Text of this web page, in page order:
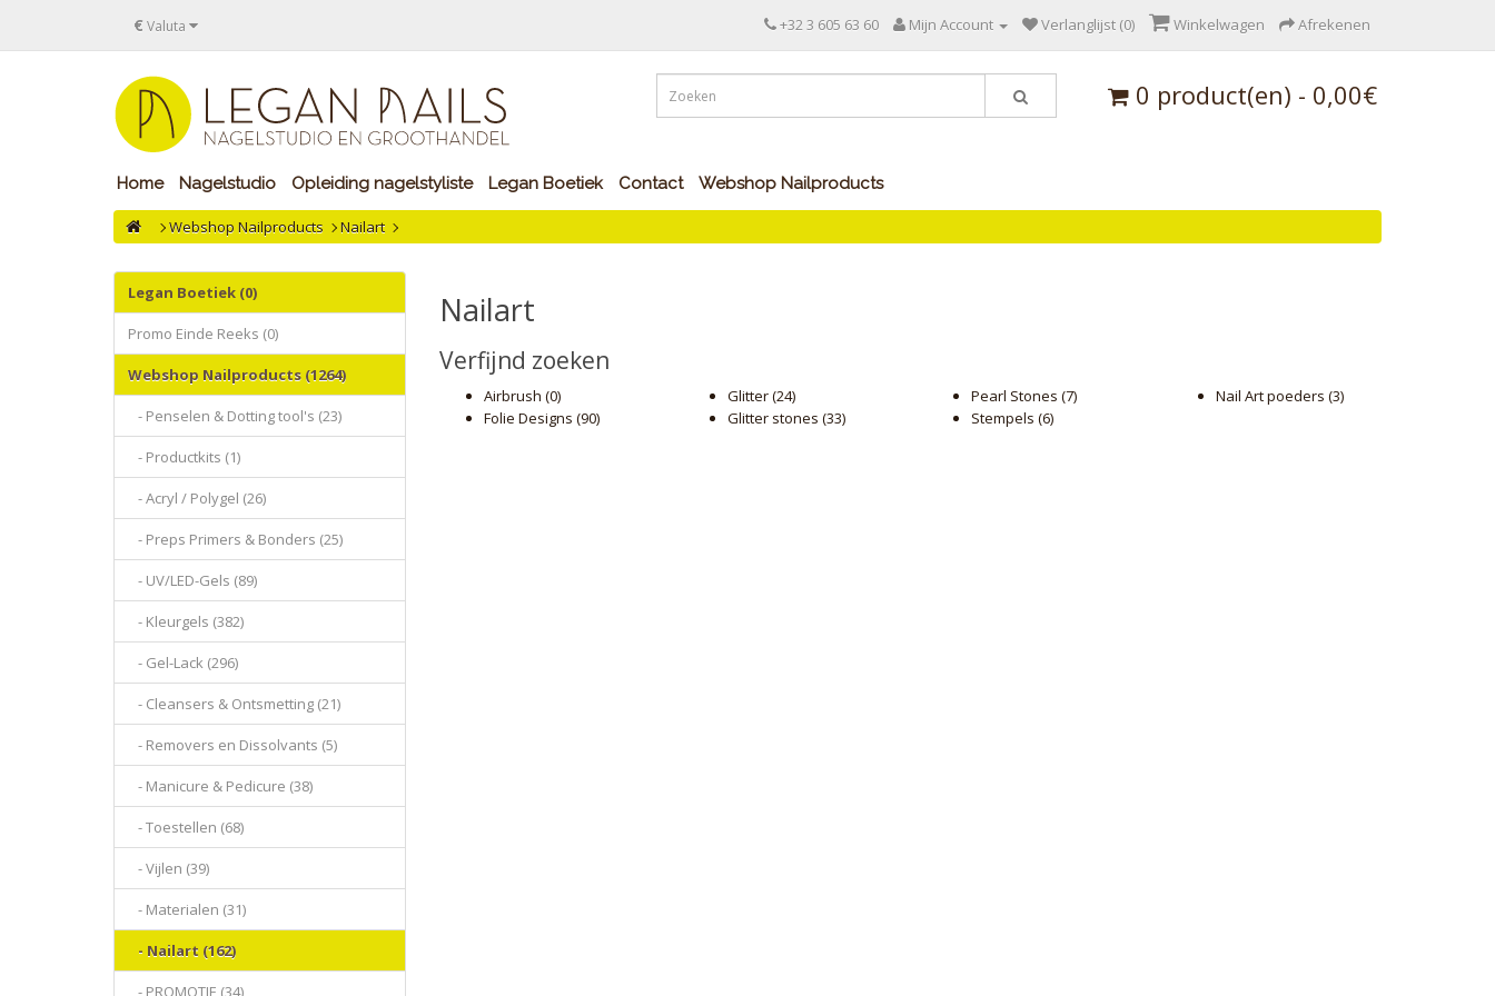
€ Valuta +32 3 605 63 60 Mijn Account Verlanglijst (0) Winkelwagen Afrekenen
0 product(en) - 0,00€
Home Nagelstudio Opleiding nagelstyliste Legan Boetiek Contact Webshop Nailproducts
Webshop Nailproducts Nailart
Legan Boetiek (0)
Promo Einde Reeks (0)
Webshop Nailproducts (1264)
- Penselen & Dotting tool's (23)
- Productkits (1)
- Acryl / Polygel (26)
- Preps Primers & Bonders (25)
- UV/LED-Gels (89)
- Kleurgels (382)
- Gel-Lack (296)
- Cleansers & Ontsmetting (21)
- Removers en Dissolvants (5)
- Manicure & Pedicure (38)
- Toestellen (68)
- Vijlen (39)
- Materialen (31)
- Nailart (162)
- PROMOTIE (34)
Nailart
Verfijnd zoeken
Airbrush (0)
Folie Designs (90)
Glitter (24)
Glitter stones (33)
Pearl Stones (7)
Stempels (6)
Nail Art poeders (3)